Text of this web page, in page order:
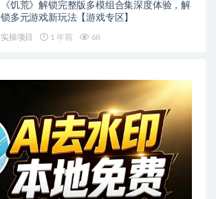
《饥荒》解锁完整版多模组合集深度体验，解
锁多元游戏新玩法【游戏专区】
实操项目 1 年前 68